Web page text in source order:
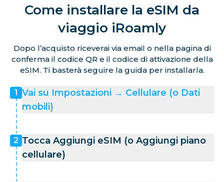
Come installare la eSIM da
viaggio iRoamly
Dopo l’acquisto riceverai via email o nella pagina di
conferma il codice QR e il codice di attivazione della
eSIM. Ti basterà seguire la guida per installarla.
1 Vai su Impostazioni → Cellulare (o Dati
mobili)
2 Tocca Aggiungi eSIM (o Aggiungi piano
cellulare)